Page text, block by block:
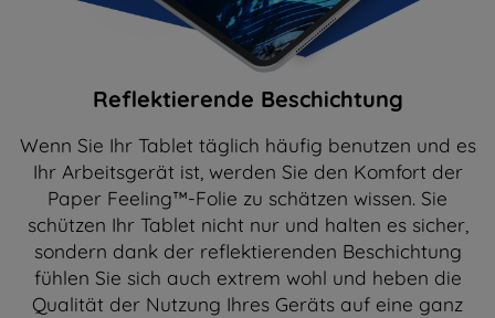
Reflektierende Beschichtung
Wenn Sie Ihr Tablet täglich häufig benutzen und es
Ihr Arbeitsgerät ist, werden Sie den Komfort der
Paper Feeling™-Folie zu schätzen wissen. Sie
schützen Ihr Tablet nicht nur und halten es sicher,
sondern dank der reflektierenden Beschichtung
fühlen Sie sich auch extrem wohl und heben die
Qualität der Nutzung Ihres Geräts auf eine ganz